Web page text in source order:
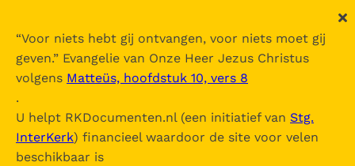
“Voor niets hebt gij ontvangen, voor niets moet gij
geven.” Evangelie van Onze Heer Jezus Christus
volgens Matteüs, hoofdstuk 10, vers 8
.
U helpt RKDocumenten.nl (een initiatief van Stg.
InterKerk) financieel waardoor de site voor velen
beschikbaar is